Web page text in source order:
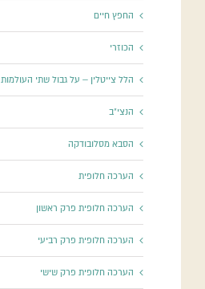
החפץ חיים
הכוזרי
הלל צייטלין – על גבול שתי העולמות
הנצי"ב
הסבא מסלובודקה
הערכה חלופית
הערכה חלופית פרק ראשון
הערכה חלופית פרק רביעי
הערכה חלופית פרק שישי